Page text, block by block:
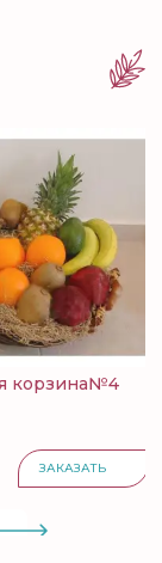
корзина№4
ЗАКАЗАТЬ